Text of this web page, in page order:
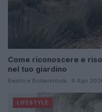
Come riconoscere e
nel tuo giardino
Beatrice Bonaventura · 6 Ago
LIFESTYLE